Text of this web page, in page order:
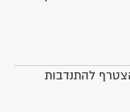
להתנדבות